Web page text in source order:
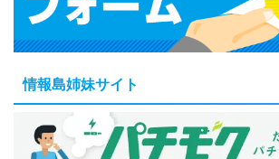
情報島姉妹サイト